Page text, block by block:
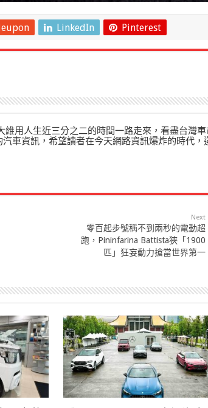
LinkedIn Pinterest
用人生近三分之二的時間一路走來，看盡台灣車
車資訊，希望讀者在今天網路資訊爆炸的時代，
Next
零百起步號稱不到兩秒的電動超
跑，Pininfarina Battista狹「1900
匹」狂妄動力搶當世界第一